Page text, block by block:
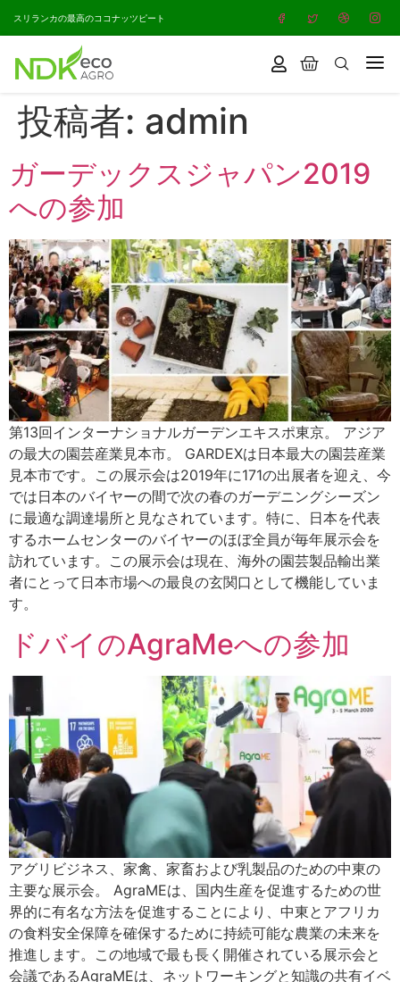
スリランカの最高のココナッツピート
投稿者: admin
ガーデックスジャパン2019
への参加
第13回インターナショナルガーデンエキスポ東京。 アジア
の最大の園芸産業見本市。 GARDEXは日本最大の園芸産業
見本市です。この展示会は2019年に171の出展者を迎え、今
では日本のバイヤーの間で次の春のガーデニングシーズン
に最適な調達場所と見なされています。特に、日本を代表
するホームセンターのバイヤーのほぼ全員が毎年展示会を
訪れています。この展示会は現在、海外の園芸製品輸出業
者にとって日本市場への最良の玄関口として機能していま
す。
ドバイのAgraMeへの参加
アグリビジネス、家禽、家畜および乳製品のための中東の
主要な展示会。 AgraMEは、国内生産を促進するための世
界的に有名な方法を促進することにより、中東とアフリカ
の食料安全保障を確保するために持続可能な農業の未来を
推進します。この地域で最も長く開催されている展示会と
会議であるAgraMEは、ネットワーキングと知識の共有イベ